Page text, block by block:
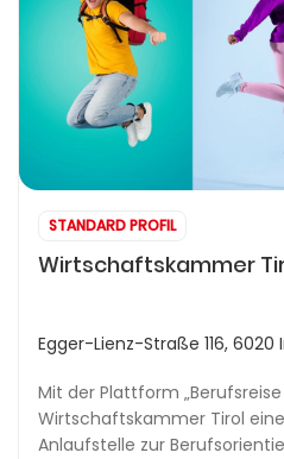
STANDARD PROFIL
Wirtschaftskammer
Egger-Lienz-Straße 116,
Mit der Plattform
Wirtschaftskammer Tirol
Anlaufstelle zur